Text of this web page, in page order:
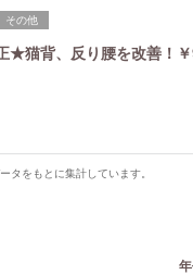
その他
正★猫背、反り腰を改善
タをもとに集計しています。